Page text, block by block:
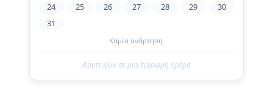
24
25 26 27 28 29
30
31
Καμία ανάρτηση.
Κάντε κλικ σε μια έγχρωμη ημέρα